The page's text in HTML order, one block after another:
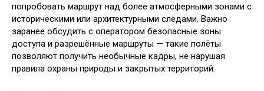
попробовать маршрут над более атмосферными зонами с
историческими или архитектурными следами. Важно
заранее обсудить с оператором безопасные зоны
доступа и разрешённые маршруты — такие полёты
позволяют получить необычные кадры, не нарушая
правила охраны природы и закрытых территорий.